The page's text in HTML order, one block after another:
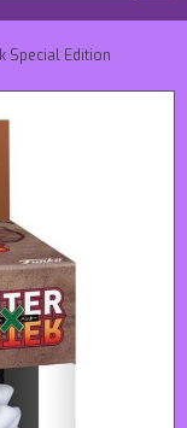
Special Edition